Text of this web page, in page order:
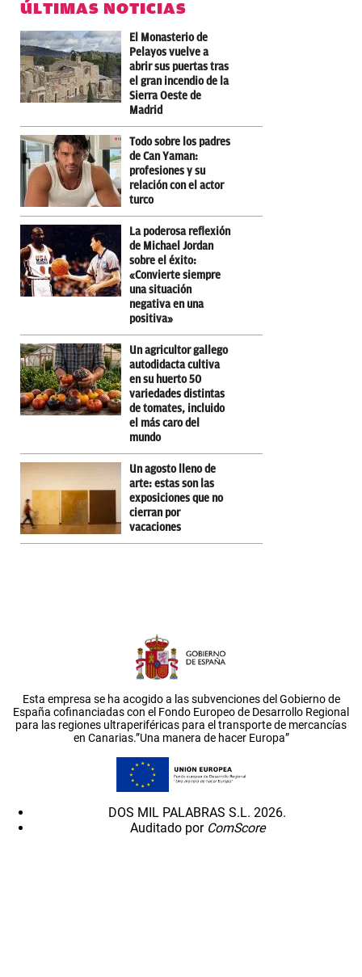
ÚLTIMAS NOTICIAS
El Monasterio de
Pelayos vuelve a
abrir sus puertas tras
el gran incendio de la
Sierra Oeste de
Madrid
Todo sobre los padres
de Can Yaman:
profesiones y su
relación con el actor
turco
La poderosa reflexión
de Michael Jordan
sobre el éxito:
«Convierte siempre
una situación
negativa en una
positiva»
Un agricultor gallego
autodidacta cultiva
en su huerto 50
variedades distintas
de tomates, incluido
el más caro del
mundo
Un agosto lleno de
arte: estas son las
exposiciones que no
cierran por
vacaciones
Esta empresa se ha acogido a las subvenciones del Gobierno de
España cofinanciadas con el Fondo Europeo de Desarrollo Regional
para las regiones ultraperiféricas para el transporte de mercancías
en Canarias.”Una manera de hacer Europa”
DOS MIL PALABRAS S.L. 2026.
Auditado por ComScore